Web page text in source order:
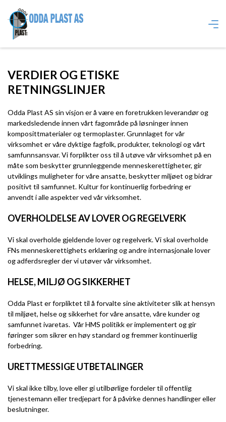
VERDIER OG ETISKE
RETNINGSLINJER
Odda Plast AS sin visjon er å være en foretrukken leverandør og
markedsledende innen vårt fagområde på løsninger innen
komposittmaterialer og termoplaster. Grunnlaget for vår
virksomhet er våre dyktige fagfolk, produkter, teknologi og vårt
samfunnsansvar. Vi forplikter oss til å utøve vår virksomhet på en
måte som beskytter grunnleggende menneskerettigheter, gir
utviklings muligheter for våre ansatte, beskytter miljøet og bidrar
positivt til samfunnet. Kultur for kontinuerlig forbedring er
anvendt i alle aspekter ved vår virksomhet.
OVERHOLDELSE AV LOVER OG REGELVERK
Vi skal overholde gjeldende lover og regelverk. Vi skal overholde
FNs menneskerettighets erklæring og andre internasjonale lover
og adferdsregler der vi utøver vår virksomhet.
HELSE, MILJØ OG SIKKERHET
Odda Plast er forpliktet til å forvalte sine aktiviteter slik at hensyn
til miljøet, helse og sikkerhet for våre ansatte, våre kunder og
samfunnet ivaretas. Vår HMS politikk er implementert og gir
føringer som sikrer en høy standard og fremmer kontinuerlig
forbedring.
URETTMESSIGE UTBETALINGER
Vi skal ikke tilby, love eller gi utilbørlige fordeler til offentlig
tjenestemann eller tredjepart for å påvirke dennes handlinger eller
beslutninger.